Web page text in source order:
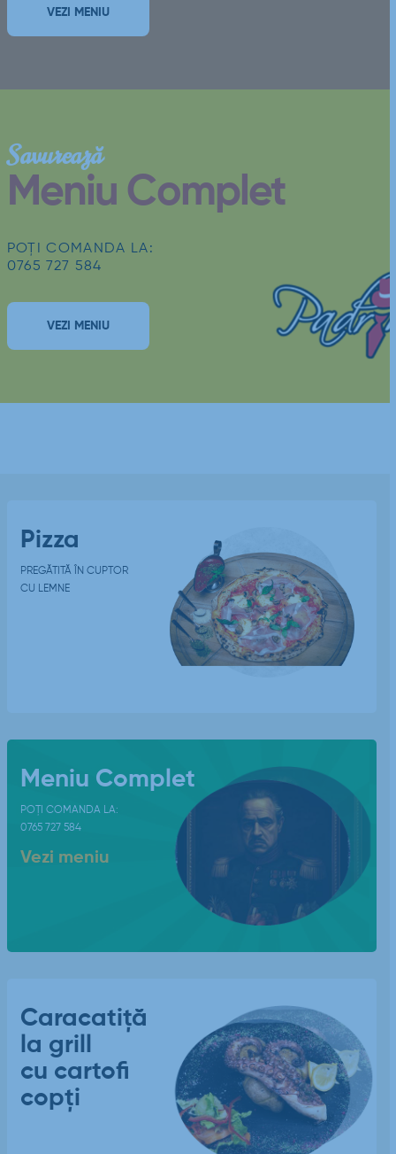
VEZI MENIU
Savurează
Meniu Complet
POȚI COMANDA LA:
0765 727 584
VEZI MENIU
Pizza
PREGĂTITĂ ÎN CUPTOR
CU LEMNE
Meniu Complet
POȚI COMANDA LA:
0765 727 584
Vezi meniu
Caracatiță
la grill
cu cartofi
copți